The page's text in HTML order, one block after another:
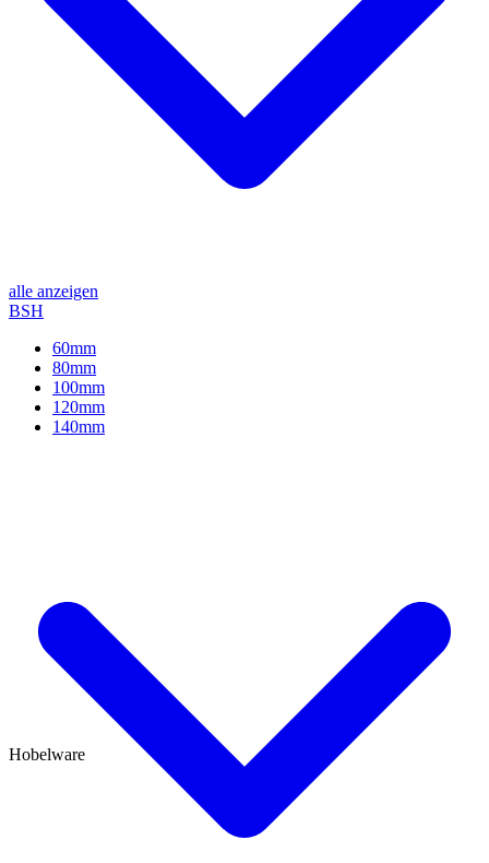
alle anzeigen
BSH
60mm
80mm
100mm
120mm
140mm
Hobelware